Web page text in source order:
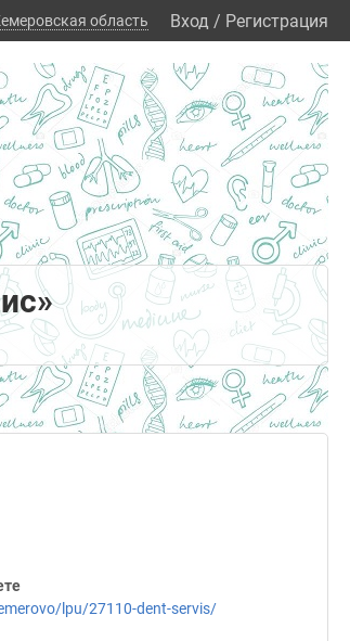
область Вход / Регистрация
lpu/27110-dent-servis/